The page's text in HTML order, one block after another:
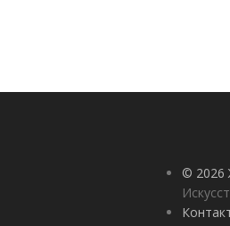
© 2026